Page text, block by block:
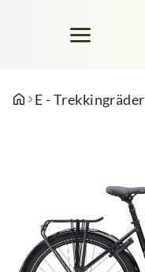
E - Trekkingräder